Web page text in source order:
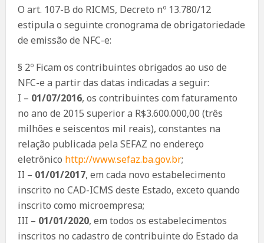
O art. 107-B do RICMS, Decreto nº 13.780/12
estipula o seguinte cronograma de obrigatoriedade
de emissão de NFC-e:
§ 2º Ficam os contribuintes obrigados ao uso de
NFC-e a partir das datas indicadas a seguir:
I – 01/07/2016, os contribuintes com faturamento
no ano de 2015 superior a R$3.600.000,00 (três
milhões e seiscentos mil reais), constantes na
relação publicada pela SEFAZ no endereço
eletrônico http://www.sefaz.ba.gov.br;
II – 01/01/2017, em cada novo estabelecimento
inscrito no CAD-ICMS deste Estado, exceto quando
inscrito como microempresa;
III – 01/01/2020, em todos os estabelecimentos
inscritos no cadastro de contribuinte do Estado da